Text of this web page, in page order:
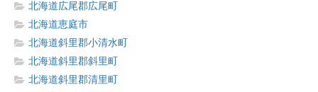
北海道広尾郡広尾町
北海道恵庭市
北海道斜里郡小清水町
北海道斜里郡斜里町
北海道斜里郡清里町